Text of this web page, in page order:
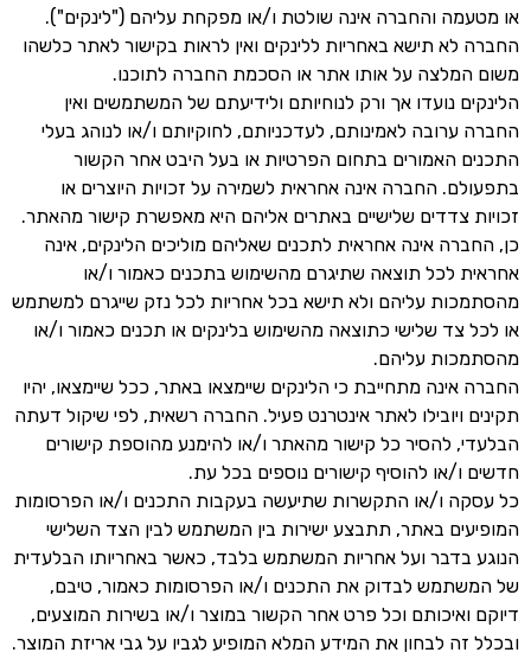
או מטעמה והחברה אינה שולטת ו/או מפקחת עליהם ("לינקים").
החברה לא תישא באחריות ללינקים ואין לראות בקישור לאתר כלשהו
משום המלצה על אותו אתר או הסכמת החברה לתוכנו.
הלינקים נועדו אך ורק לנוחיותם ולידיעתם של המשתמשים ואין
החברה ערובה לאמינותם, לעדכניותם, לחוקיותם ו/או לנוהג בעלי
התכנים האמורים בתחום הפרטיות או בעל היבט אחר הקשור
בתפעולם. החברה אינה אחראית לשמירה על זכויות היוצרים או
זכויות צדדים שלישיים באתרים אליהם היא מאפשרת קישור מהאתר.
כן, החברה אינה אחראית לתכנים שאליהם מוליכים הלינקים, אינה
אחראית לכל תוצאה שתיגרם מהשימוש בתכנים כאמור ו/או
מהסתמכות עליהם ולא תישא בכל אחריות לכל נזק שייגרם למשתמש
או לכל צד שלישי כתוצאה מהשימוש בלינקים או תכנים כאמור ו/או
מהסתמכות עליהם.
החברה אינה מתחייבת כי הלינקים שיימצאו באתר, ככל שיימצאו, יהיו
תקינים ויובילו לאתר אינטרנט פעיל. החברה רשאית, לפי שיקול דעתה
הבלעדי, להסיר כל קישור מהאתר ו/או להימנע מהוספת קישורים
חדשים ו/או להוסיף קישורים נוספים בכל עת.
כל עסקה ו/או התקשרות שתיעשה בעקבות התכנים ו/או הפרסומות
המופיעים באתר, תתבצע ישירות בין המשתמש לבין הצד השלישי
הנוגע בדבר ועל אחריות המשתמש בלבד, כאשר באחריותו הבלעדית
של המשתמש לבדוק את התכנים ו/או הפרסומות כאמור, טיבם,
דיוקם ואיכותם וכל פרט אחר הקשור במוצר ו/או בשירות המוצעים,
ובכלל זה לבחון את המידע המלא המופיע לגביו על גבי אריזת המוצר.